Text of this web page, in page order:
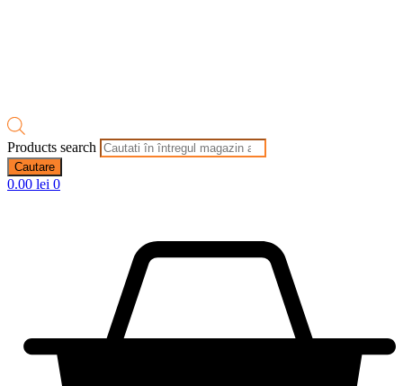
Products search
Cautare
0.00 lei 0